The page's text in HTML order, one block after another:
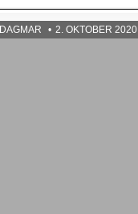
DAGMAR 2. OKTOBER 2020